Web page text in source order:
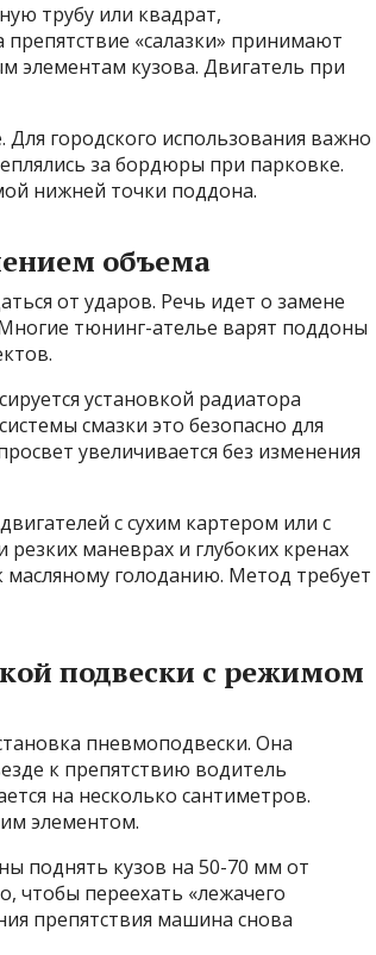
трубу или квадрат,
«салазки» принимают
элементам кузова. Двигатель при
городского использования важно
за бордюры при парковке.
нижней точки поддона.
объема
от ударов. Речь идет о замене
тюнинг-ателье варят поддоны
установкой радиатора
смазки это безопасно для
увеличивается без изменения
с сухим картером или с
маневрах и глубоких кренах
голоданию. Метод требует
подвески с режимом
пневмоподвески. Она
к препятствию водитель
на несколько сантиметров.
элементом.
поднять кузов на 50-70 мм от
чтобы переехать «лежачего
препятствия машина снова